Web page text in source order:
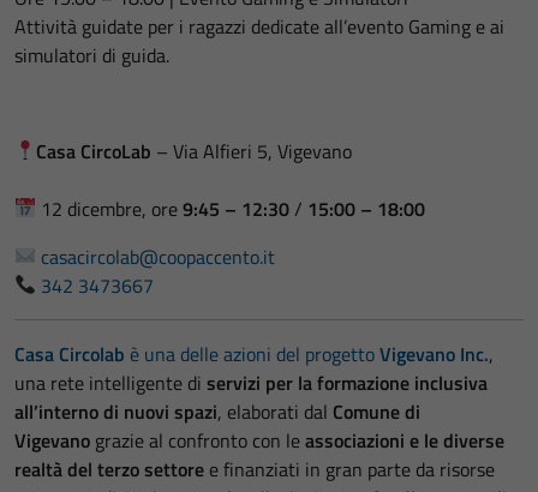
Attività guidate per i ragazzi dedicate all’evento Gaming e ai
simulatori di guida.
Casa CircoLab – Via Alfieri 5, Vigevano
12 dicembre, ore9:45 – 12:30/ 15:00 – 18:00
casacircolab@coopaccento.it
342 3473667
Casa Circolab è una delle azioni del progettoVigevano Inc.,
una rete intelligente di servizi per la formazione inclusiva
all’interno di nuovi spazi, elaborati dal Comune di
Vigevano grazie al confronto con leassociazioni e le diverse
realtà del terzo settore e finanziati in gran parte da risorse